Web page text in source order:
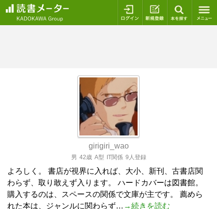
ログイン 新規登録
girigiri_wao
男 42歳 A型 IT関係 9人登録
よろしく。 書店が視界に入れば、大小、新刊、古書店関
わらず、取り敢えず入ります。 ハードカバーは図書館。
購入するのは、スペースの関係で文庫が主です。 薦めら
れた本は、ジャンルに関わらず… →続きを読む